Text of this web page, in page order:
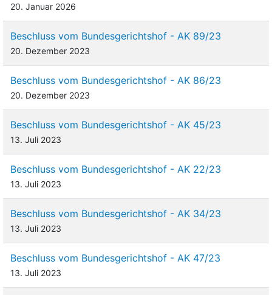
20. Januar 2026
Beschluss vom Bundesgerichtshof - AK 89/23
20. Dezember 2023
Beschluss vom Bundesgerichtshof - AK 86/23
20. Dezember 2023
Beschluss vom Bundesgerichtshof - AK 45/23
13. Juli 2023
Beschluss vom Bundesgerichtshof - AK 22/23
13. Juli 2023
Beschluss vom Bundesgerichtshof - AK 34/23
13. Juli 2023
Beschluss vom Bundesgerichtshof - AK 47/23
13. Juli 2023